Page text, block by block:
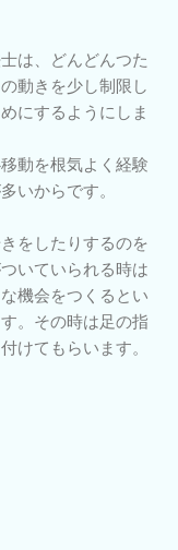
は、どんどんつた
動きを少し制限し
にするようにしま
動を根気よく経験
いからです。
をしたりするのを
いていられる時は
機会をつくるとい
。その時は足の指
けてもらいます。